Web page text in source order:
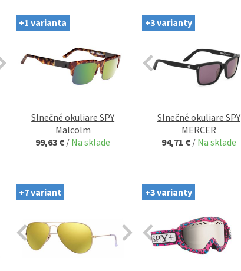
+1 varianta
Slnečné okuliare SPY
Malcolm
99,63 € / Na sklade
+3 varianty
Slnečné okuliare SPY
MERCER
94,71 € / Na sklade
+7 variant +3 varianty